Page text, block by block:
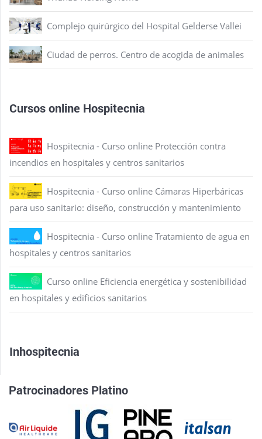
Complejo quirúrgico del Hospital Gelderse Vallei
Ciudad de perros. Centro de acogida de animales
Cursos online Hospitecnia
Hospitecnia - Curso online Protección contra
incendios en hospitales y centros sanitarios
Hospitecnia - Curso online Cámaras Hiperbáricas
para uso sanitario: diseño, construcción y mantenimiento
Hospitecnia - Curso online Tratamiento de agua en
hospitales y centros sanitarios
Curso online Eficiencia energética y sostenibilidad
en hospitales y edificios sanitarios
Inhospitecnia
Patrocinadores Platino